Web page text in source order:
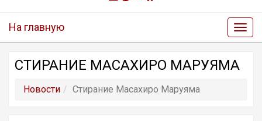
На главную
СТИРАНИЕ МАСАХИРО МАРУЯМА
Новости Стирание Масахиро Маруяма